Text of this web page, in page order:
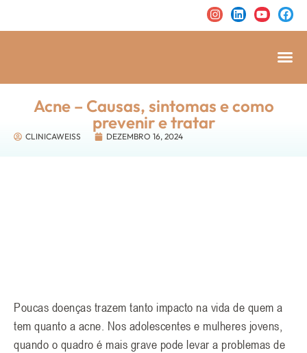
Acne – Causas, sintomas e como
prevenir e tratar
CLINICAWEISS DEZEMBRO 16, 2024
Poucas doenças trazem tanto impacto na vida de quem a
tem quanto a acne. Nos adolescentes e mulheres jovens,
quando o quadro é mais grave pode levar a problemas de